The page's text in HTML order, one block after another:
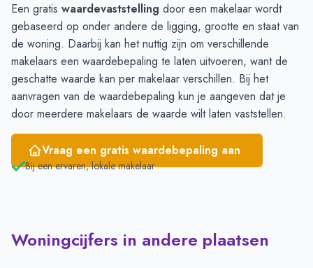
Een gratis waardevaststelling door een makelaar wordt
gebaseerd op onder andere de ligging, grootte en staat van
de woning. Daarbij kan het nuttig zijn om verschillende
makelaars een waardebepaling te laten uitvoeren, want de
geschatte waarde kan per makelaar verschillen. Bij het
aanvragen van de waardebepaling kun je aangeven dat je
door meerdere makelaars de waarde wilt laten vaststellen.
Vraag een gratis waardebepaling aan
Bij een ervaren, lokale makelaar
Woningcijfers in andere plaatsen